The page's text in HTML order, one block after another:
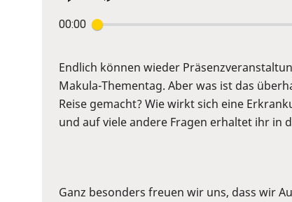
00:00
Enter
Space
to
show
volume
Endlich können wieder
Makula-Thementag. Aber was ist das
Reise gemacht? Wie wirkt sich eine
und auf viele andere Fragen erhaltet ihr in
Ganz besonders freuen wir uns, dass wir